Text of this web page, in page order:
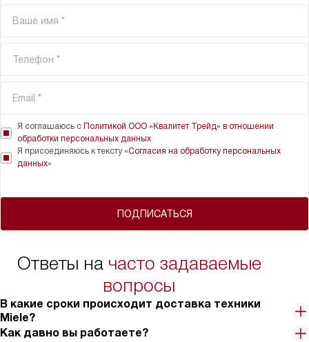
ПОДПИСАТЬСЯ
Я соглашаюсь с Политикой ООО «Квалитет Трейд» в отношении
обработки персональных данных
Я присоединяюсь к тексту «Согласия на обработку персональных
данных»
Ответы на часто задаваемые
вопросы
В какие сроки происходит доставка техники
Miele?
Как давно вы работаете?